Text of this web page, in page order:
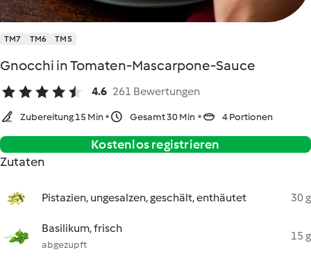
TM7 TM6 TM5
Gnocchi in Tomaten-Mascarpone-Sauce
4.6 261 Bewertungen
Zubereitung 15 Min Gesamt 30 Min 4 Portionen
Kostenlos registrieren
Zutaten
Pistazien, ungesalzen, geschält, enthäutet 30 g
Basilikum, frisch
abgezupft
15 g